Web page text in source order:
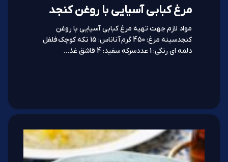
مرغ کبابی آسیایی با روغن کنجد
مواد لازم جهت تهیه مرغ کبابی آسیایی با روغن
کنجدسینه مرغ: 450 گرم آناناس: 15 تکه کوچک فلفل
دلمه ای رنگی: 1 عددسرکه سفید: 4 قاشق غذ...